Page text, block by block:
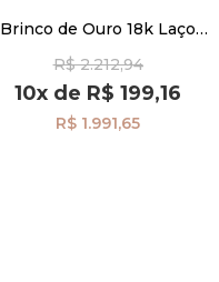
Brinco de Ouro 18k Laço
R$ 2.212,94
10x de R$ 199,16
R$ 1.991,65